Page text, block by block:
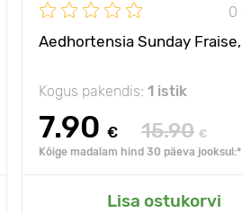
0
Aedhortensia Sunday
Kogus pakendis: 1 istik
7.90 € 15.90 €
Kõige madalam hind 30 päeva
Lisa ostukorvi